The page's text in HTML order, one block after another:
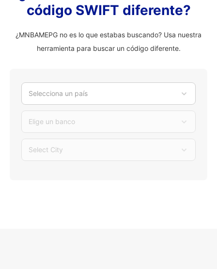
código SWIFT diferente?
¿MNBAMEPG no es lo que estabas buscando? Usa nuestra
herramienta para buscar un código diferente.
Selecciona un país
Elige un banco
Select City